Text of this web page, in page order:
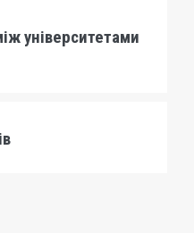
університетами